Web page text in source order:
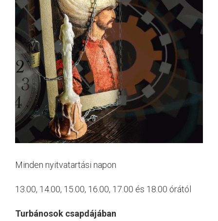
Minden nyitvatartási napon
13.00, 14.00, 15.00, 16.00, 17.00 és 18.00 órától
Turbánosok csapdájában